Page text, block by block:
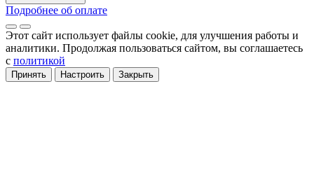
Подробнее об оплате
Этот сайт использует файлы cookie, для улучшения работы и
аналитики. Продолжая пользоваться сайтом, вы соглашаетесь
с политикой
Принять Настроить Закрыть